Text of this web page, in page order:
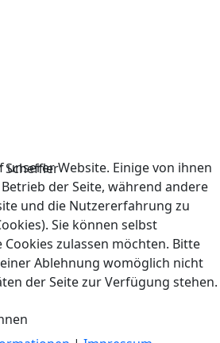
unserer Website. Einige von ihnen
der Seite, während andere
und die Nutzererfahrung zu
Sie können selbst
Cookies zulassen möchten. Bitte
Ablehnung womöglich nicht
der Seite zur Verfügung stehen.